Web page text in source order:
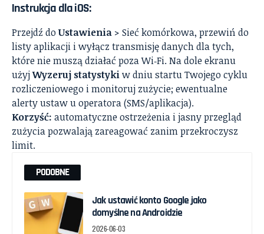
Instrukcja dla iOS:
Przejdź do Ustawienia > Sieć komórkowa, przewiń do
listy aplikacji i wyłącz transmisję danych dla tych,
które nie muszą działać poza Wi‑Fi. Na dole ekranu
użyjWyzeruj statystykiw dniu startu Twojego cyklu
rozliczeniowego i monitoruj zużycie; ewentualne
alerty ustaw u operatora (SMS/aplikacja).
Korzyść: automatyczne ostrzeżenia i jasny przegląd
zużycia pozwalają zareagować zanim przekroczysz
limit.
PODOBNE
Jak ustawić konto Google jako
domyślne na Androidzie
2026-06-03